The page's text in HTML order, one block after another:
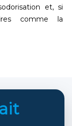
et, si
comme la